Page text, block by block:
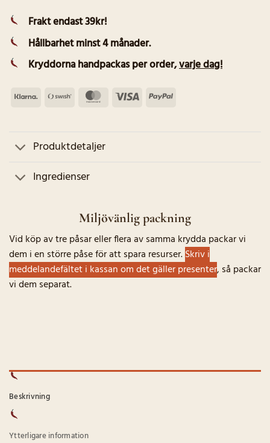
Frakt endast 39kr!
Hållbarhet minst 4 månader.
Kryddorna handpackas per order,varje dag!
Klarna Swish
MasterCard
Visa PayPal
Produktdetaljer
Ingredienser
Miljövänlig packning
Vid köp av tre påsar eller flera av samma krydda packar vi
dem i en större påse för att spara resurser.Skriv i
meddelandefältet i kassan om det gäller presenter, så packar
vi dem separat.
Beskrivning
Ytterligare information